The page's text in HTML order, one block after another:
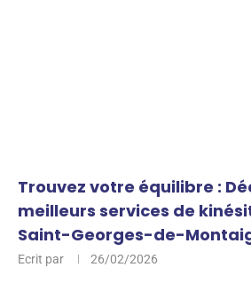
Trouvez votre équilibre :
meilleurs services de
Saint-Georges-de-
Ecrit par 26/02/2026